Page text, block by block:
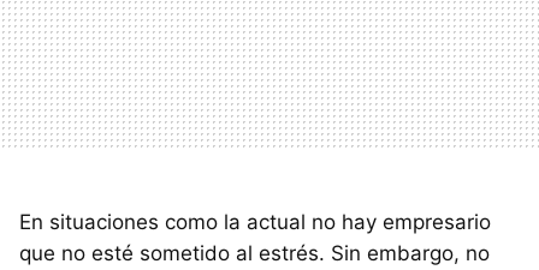
En situaciones como la actual no hay empresario
que no esté sometido al estrés. Sin embargo, no